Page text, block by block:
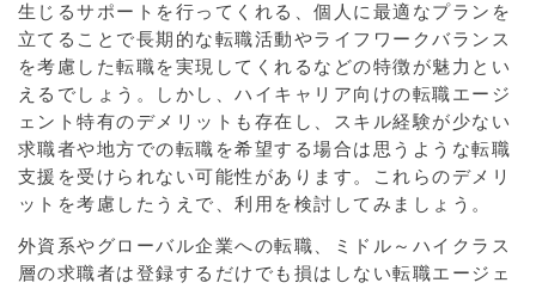
生じるサポートを行ってくれる、個人に最適なプランを
立てることで長期的な転職活動やライフワークバランス
を考慮した転職を実現してくれるなどの特徴が魅力とい
えるでしょう。しかし、ハイキャリア向けの転職エージ
ェント特有のデメリットも存在し、スキル経験が少ない
求職者や地方での転職を希望する場合は思うような転職
支援を受けられない可能性があります。これらのデメリ
ットを考慮したうえで、利用を検討してみましょう。
外資系やグローバル企業への転職、ミドル～ハイクラス
層の求職者は登録するだけでも損はしない転職エージェ